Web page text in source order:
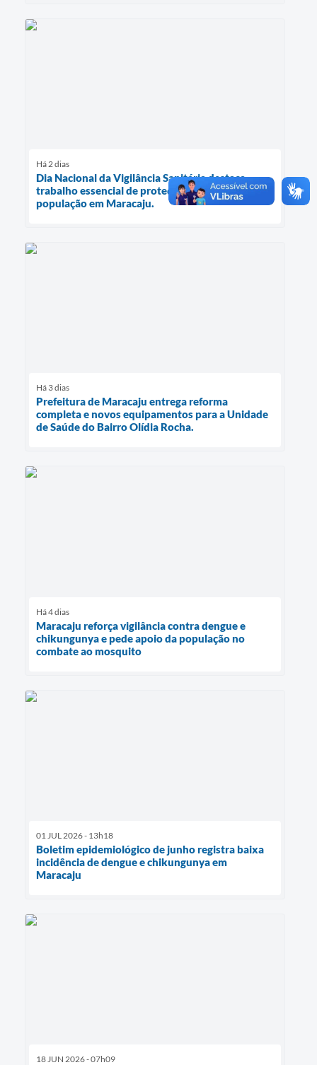
Há 2 dias
Dia Nacional da Vigilância Sanitária destaca
trabalho essencial de proteção à saúde da
população em Maracaju.
Há 3 dias
Prefeitura de Maracaju entrega reforma
completa e novos equipamentos para a Unidade
de Saúde do Bairro Olídia Rocha.
Há 4 dias
Maracaju reforça vigilância contra dengue e
chikungunya e pede apoio da população no
combate ao mosquito
01 JUL 2026 - 13h18
Boletim epidemiológico de junho registra baixa
incidência de dengue e chikungunya em
Maracaju
18 JUN 2026 - 07h09